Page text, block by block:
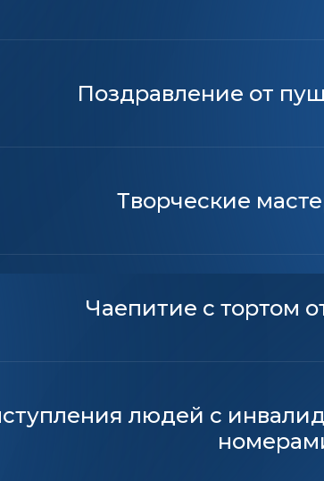
Поздравление от
Творческие
Чаепитие с тортом
людей с